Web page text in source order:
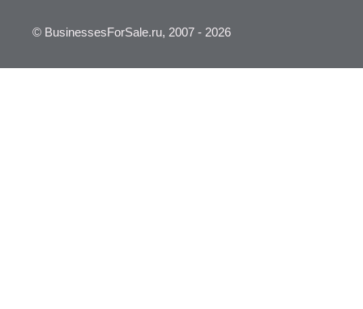
© BusinessesForSale.ru, 2007 - 2026